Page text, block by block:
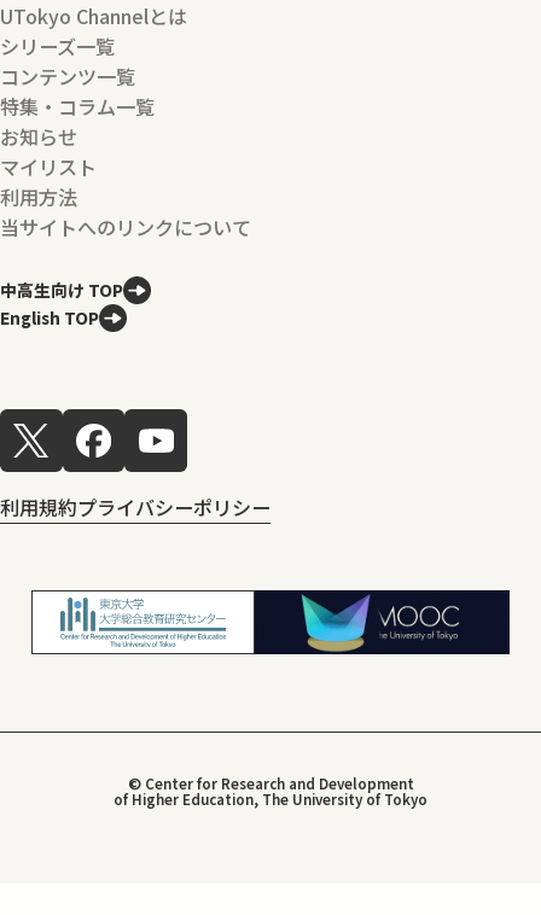
UTokyo Channelとは
シリーズ一覧
コンテンツ一覧
特集・コラム一覧
お知らせ
マイリスト
利用方法
当サイトへのリンクについて
中高生向け TOP
English TOP
利用規約プライバシーポリシー
© Center for Research and Development
of Higher Education, The University of Tokyo